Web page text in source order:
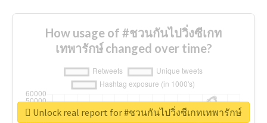
How usage of #ชวนกันไปวิ่งซีเกท
เทพารักษ์ changed over time?
Unlock real report for #ชวนกันไปวิ่งซีเกทเทพารักษ์